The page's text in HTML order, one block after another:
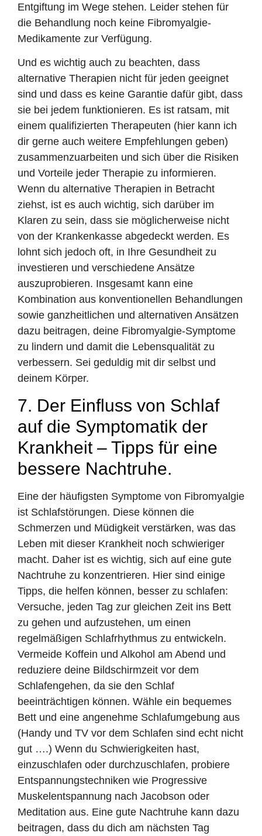
Entgiftung im Wege stehen. Leider stehen für
die Behandlung noch keine Fibromyalgie-
Medikamente zur Verfügung.
Und es wichtig auch zu beachten, dass
alternative Therapien nicht für jeden geeignet
sind und dass es keine Garantie dafür gibt, dass
sie bei jedem funktionieren. Es ist ratsam, mit
einem qualifizierten Therapeuten (hier kann ich
dir gerne auch weitere Empfehlungen geben)
zusammenzuarbeiten und sich über die Risiken
und Vorteile jeder Therapie zu informieren.
Wenn du alternative Therapien in Betracht
ziehst, ist es auch wichtig, sich darüber im
Klaren zu sein, dass sie möglicherweise nicht
von der Krankenkasse abgedeckt werden. Es
lohnt sich jedoch oft, in Ihre Gesundheit zu
investieren und verschiedene Ansätze
auszuprobieren. Insgesamt kann eine
Kombination aus konventionellen Behandlungen
sowie ganzheitlichen und alternativen Ansätzen
dazu beitragen, deine Fibromyalgie-Symptome
zu lindern und damit die Lebensqualität zu
verbessern. Sei geduldig mit dir selbst und
deinem Körper.
7. Der Einfluss von Schlaf
auf die Symptomatik der
Krankheit – Tipps für eine
bessere Nachtruhe.
Eine der häufigsten Symptome von Fibromyalgie
ist Schlafstörungen. Diese können die
Schmerzen und Müdigkeit verstärken, was das
Leben mit dieser Krankheit noch schwieriger
macht. Daher ist es wichtig, sich auf eine gute
Nachtruhe zu konzentrieren. Hier sind einige
Tipps, die helfen können, besser zu schlafen:
Versuche, jeden Tag zur gleichen Zeit ins Bett
zu gehen und aufzustehen, um einen
regelmäßigen Schlafrhythmus zu entwickeln.
Vermeide Koffein und Alkohol am Abend und
reduziere deine Bildschirmzeit vor dem
Schlafengehen, da sie den Schlaf
beeinträchtigen können. Wähle ein bequemes
Bett und eine angenehme Schlafumgebung aus
(Handy und TV vor dem Schlafen sind echt nicht
gut ….) Wenn du Schwierigkeiten hast,
einzuschlafen oder durchzuschlafen, probiere
Entspannungstechniken wie Progressive
Muskelentspannung nach Jacobson oder
Meditation aus. Eine gute Nachtruhe kann dazu
beitragen, dass du dich am nächsten Tag